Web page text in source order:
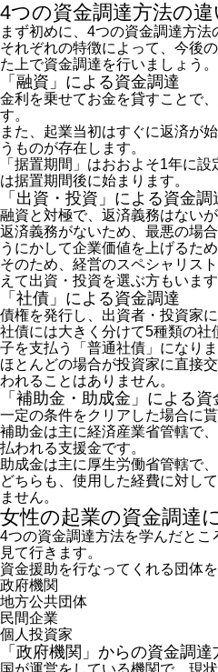
4つの資金調達方法の違
まず初めに、 4つの資金調達方法
それぞれの特徴によって、今後
た上で資金調達を行いましょう。
「融資」による資金調達
金利を乗せてお金を貸すことで
す。
また、起業当初はすぐに返済が
うものが存在します。
「据置期間」はおおよそ1年に
は据置期間後に始まります。
「出資・投資」による資金調
融資と対極で、返済義務はない
返済義務がないため、最悪の場
うにかして企業価値を上げるた
そのため、経営のスペシャリス
えて出資・投資を選ぶ方もいます
「社債」による資金調達
債権を発行し、出資者・投資家
社債には大きく分けて5種類の社
子を支払う「普通社債」になりま
ほとんどの場合が投資家に直接
われることはありません。
「補助金・助成金」による資
一定の条件をクリアした場合に
補助金は主に経済産業省管轄で
払われる支援金です。
助成金は主に厚生労働省管轄で
どちらも、使用した経費に対し
ません。
女性の起業の資金調達
4つの資金調達方法を学んだと
見て行きます。
資金援助を行なってくれる団体
政府機関
地方公共団体
民間企業
個人投資家
「政府機関」からの資金調達